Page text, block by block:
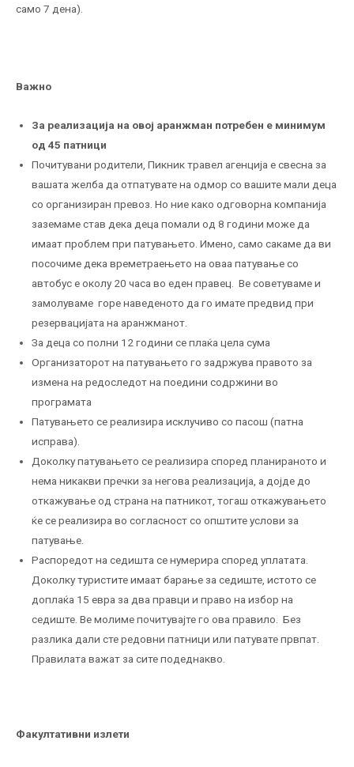
само 7 дена).
Важно
За реализација на овој аранжман потребен е минимум
од 45 патници
Почитувани родители, Пикник травел агенција е свесна за
вашата желба да отпатувате на одмор со вашите мали деца
со организиран превоз. Но ние како одговорна компанија
заземаме став дека деца помали од 8 години може да
имаат проблем при патувањето. Имено, само сакаме да ви
посочиме дека времетраењето на оваа патување со
автобус е околу 20 часа во еден правец. Ве советуваме и
замолуваме горе наведеното да го имате предвид при
резервацијата на аранжманот.
За деца со полни 12 години се плаќа цела сума
Организаторот на патувањето го задржува правото за
измена на редоследот на поедини содржини во
програмата
Патувањето се реализира исклучиво со пасош (патна
исправа).
Доколку патувањето се реализира според планираното и
нема никакви пречки за негова реализација, а дојде до
откажување од страна на патникот, тогаш откажувањето
ќе се реализира во согласност со општите услови за
патување.
Распоредот на седишта се нумерира според уплатата.
Доколку туристите имаат барање за седиште, истото се
доплаќа 15 евра за два правци и право на избор на
седиште. Ве молиме почитувајте го ова правило. Без
разлика дали сте редовни патници или патувате првпат.
Правилата важат за сите подеднакво.
Факултативни излети